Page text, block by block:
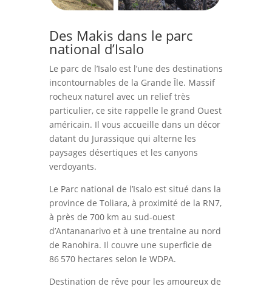
Des Makis dans le parc
national d’Isalo
Le parc de l’Isalo est l’une des destinations
incontournables de la Grande Île. Massif
rocheux naturel avec un relief très
particulier, ce site rappelle le grand Ouest
américain. Il vous accueille dans un décor
datant du Jurassique qui alterne les
paysages désertiques et les canyons
verdoyants.
Le Parc national de l’Isalo est situé dans la
province de Toliara, à proximité de la RN7,
à près de 700 km au sud-ouest
d’Antananarivo et à une trentaine au nord
de Ranohira. Il couvre une superficie de
86 570 hectares selon le WDPA.
Destination de rêve pour les amoureux de